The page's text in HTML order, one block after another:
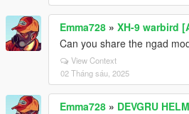
Emma728 » XH-9 warbird
Can you share the ngad
View Context
02 Tháng sáu, 2025
Emma728 » DEVGRU